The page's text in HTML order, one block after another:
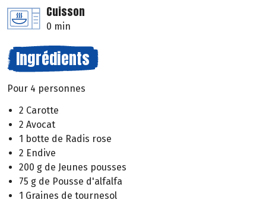
Cuisson
0 min
Ingrédients
Pour 4 personnes
2 Carotte
2 Avocat
1 botte de Radis rose
2 Endive
200 g de Jeunes pousses
75 g de Pousse d'alfalfa
1 Graines de tournesol